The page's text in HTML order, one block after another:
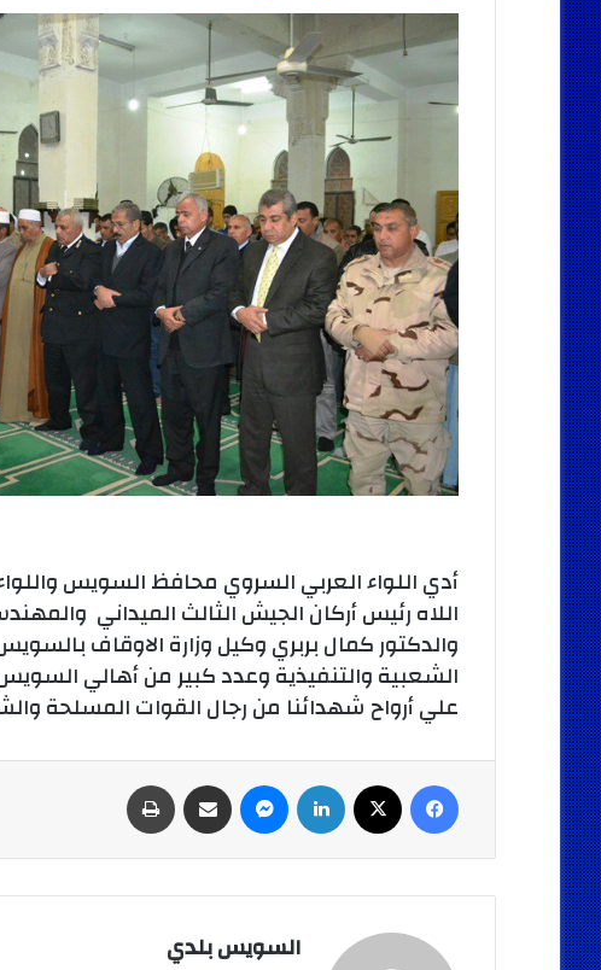
أدي اللواء العربي السروي محافظ السويس
اللاه رئيس أركان الجيش الثالث الميداني
والدكتور كمال بربري وكيل وزارة الاوقاف
الشعبية والتنفيذية وعدد كبير من أهالي
علي أرواح شهدائنا من رجال القوات المسلحة
فيسبوك لينكدإن ماسنجر مشاركة عبر البريد
السويس بلدي